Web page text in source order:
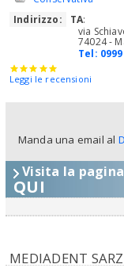
Indirizzo:
TA:
via
74024 -
Tel:
Leggi le recensioni
Manda una email al
Visita la
QUI
MEDIADENT